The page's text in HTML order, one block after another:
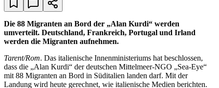
Die 88 Migranten an Bord der „Alan Kurdi“ werden
umverteilt. Deutschland, Frankreich, Portugal und Irland
werden die Migranten aufnehmen.
Tarent/Rom. Das italienische Innenministeriums hat beschlossen,
dass die „Alan Kurdi“ der deutschen Mittelmeer-NGO „Sea-Eye“
mit 88 Migranten an Bord in Süditalien landen darf. Mit der
Landung wird heute gerechnet, wie italienische Medien berichten.